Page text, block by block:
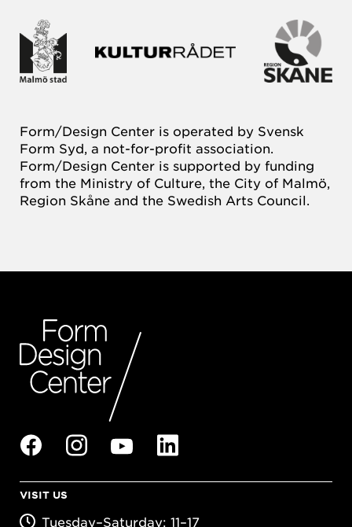
Form/Design Center is operated by Svensk
Form Syd, a not-for-profit association.
Form/Design Center is supported by funding
from the Ministry of Culture, the City of Malmö,
Region Skåne and the Swedish Arts Council.
VISIT US
Tuesday–Saturday: 11–17